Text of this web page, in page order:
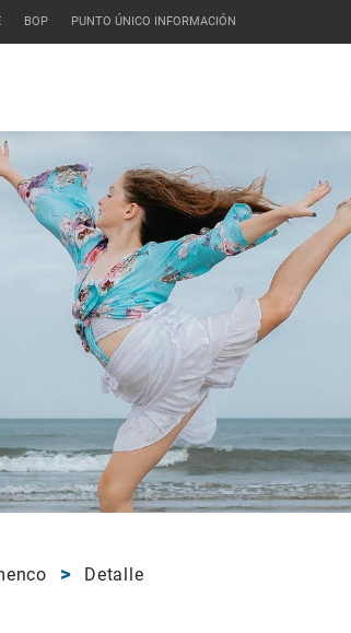
BOP PUNTO ÚNICO INFORMACIÓN
Detalle